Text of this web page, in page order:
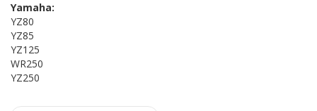
Yamaha:
YZ80
YZ85
YZ125
WR250
YZ250